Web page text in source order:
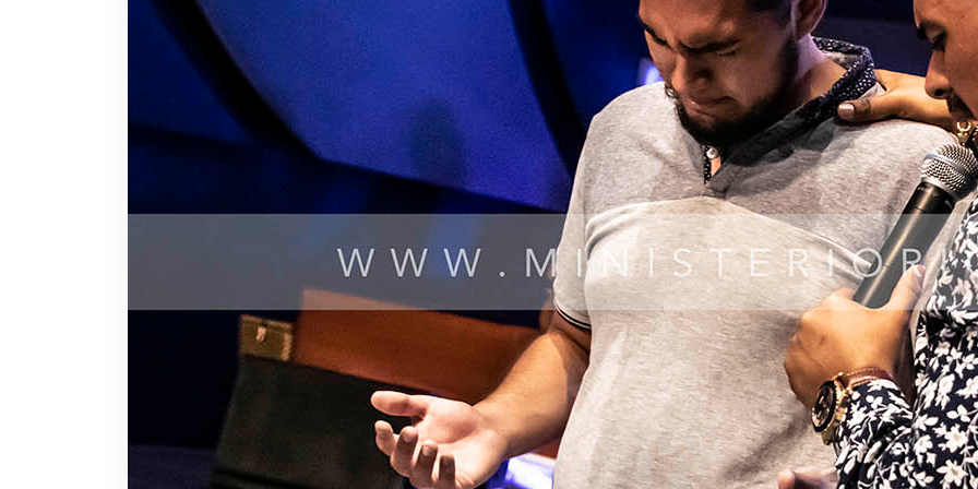
Los pastores hijos de la casa, los discípulos, habrá un tiempo de reenfocarse en la visión, pero el
reenfocarse traerá nuevos frutos, ampliará la cosecha, extenderá tus frutos.
La cosecha ya está lista, solo recógela como hijo. 2020 el reino será la prioridad, los proyectos del
reino son la prioridad, porque nadie que camine en los proyectos eternos va a fracasar, con Dios
nunca se pierde, siempre se gana. Este es un año de prioridades, si quieres que se extienda tu
negocio y tus proyectos, sube al monte y reedifica la casa de Jehová, porque la gran explosión de
prosperidad y abundancia vendrá cuando la casa esté terminada. Todo aquel que reedifique sobre la
casa de Dios no tendrá perdida, convierte al padre en tu socio.
Los que confían en lo eterno jamás serán avergonzados. Mi confianza solo viene de Jehová, aquel
que habite al abrigo del altísimo morará bajo la sombra del omnipotente, estará cubierto en todo lo
que hagas, nadie podrá tocar tu granero, nadie podrá tocar tu cosecha, nadie podrá tocar lo que el
padre dijo que hará, este será un año de cosecha incalculable. Verás cómo hijos leales cosecharan
cuando nadie lo haga. 2020 fluirá para aquellos que se muevan en principios eternos, mayordomía,
integridad, lealtad, honra, porque llega un momento donde la unción y los dones no pueden
contener la esencia, solo se liberan los frutos para aquellos que caminen en la esencia. La unción no
alcanzará, el corazón de los justos sí. Si saco un pescado del mar y lo lleno de aceite, quizás